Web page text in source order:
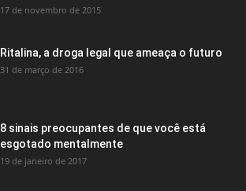
17 de novembro de 2015
Ritalina, a droga legal que ameaça o futuro
31 de março de 2016
8 sinais preocupantes de que você está
esgotado mentalmente
19 de janeiro de 2017